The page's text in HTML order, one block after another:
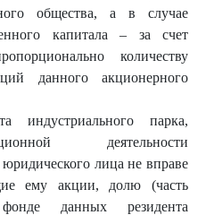
общества, а в случае
капитала – за счет
количеству
данного акционерного
индустриального парка,
деятельности
лица не вправе
ему акции, долю (часть
данных резидента